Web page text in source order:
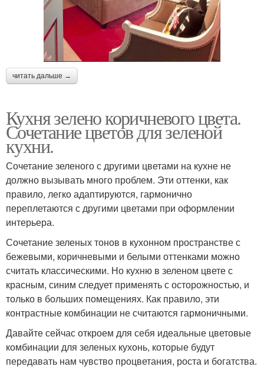
читать дальше →
Кухня зелено коричневого цвета.
Сочетание цветов для зеленой
кухни.
Сочетание зеленого с другими цветами на кухне не
должно вызывать много проблем. Эти оттенки, как
правило, легко адаптируются, гармонично
переплетаются с другими цветами при оформлении
интерьера.
Сочетание зеленых тонов в кухонном пространстве с
бежевыми, коричневыми и белыми оттенками можно
считать классическими. Но кухню в зеленом цвете с
красным, синим следует применять с осторожностью, и
только в больших помещениях. Как правило, эти
контрастные комбинации не считаются гармоничными.
Давайте сейчас откроем для себя идеальные цветовые
комбинации для зеленых кухонь, которые будут
передавать нам чувство процветания, роста и богатства.